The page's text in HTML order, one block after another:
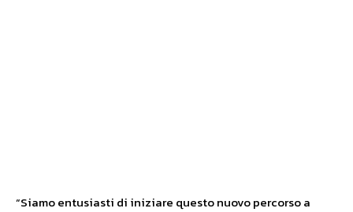
“Siamo entusiasti di iniziare questo nuovo percorso a